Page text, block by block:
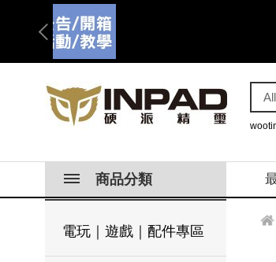
All
商品分類
電玩｜遊戲｜配件專區